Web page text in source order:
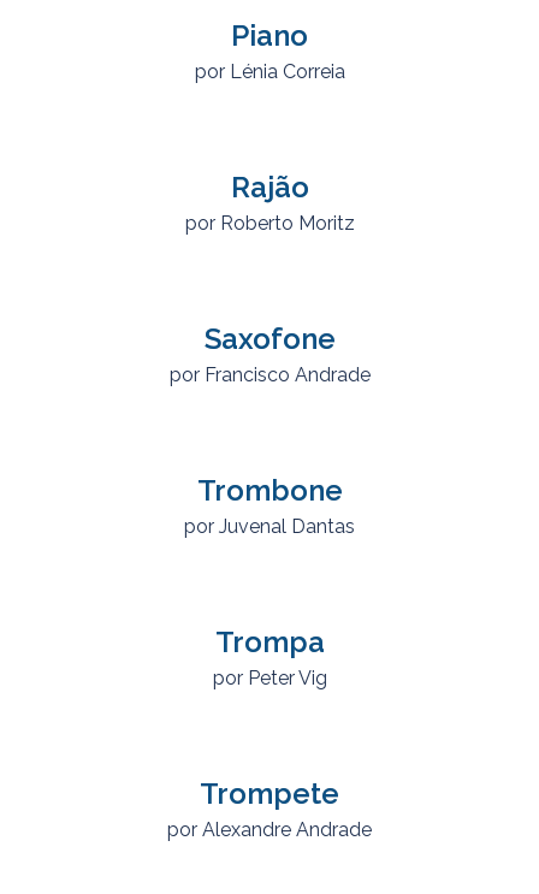
Piano
por Lénia Correia
Rajão
por Roberto Moritz
Saxofone
por Francisco Andrade
Trombone
por Juvenal Dantas
Trompa
por Peter Vig
Trompete
por Alexandre Andrade